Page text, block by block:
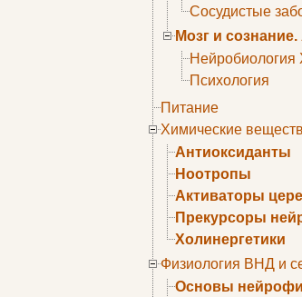
Сосудистые
Мозг и сознание.
Нейробиология
Психология
Питание
Химические
Антиоксиданты
Ноотропы
Активаторы
Прекурсоры
Холинергетики
Физиология ВНД и
Основы